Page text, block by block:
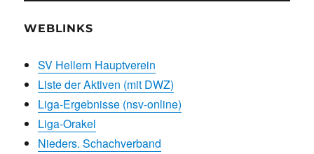
WEBLINKS
SV Hellern Hauptverein
Liste der Aktiven (mit DWZ)
Liga-Ergebnisse (nsv-online)
Liga-Orakel
Nieders. Schachverband